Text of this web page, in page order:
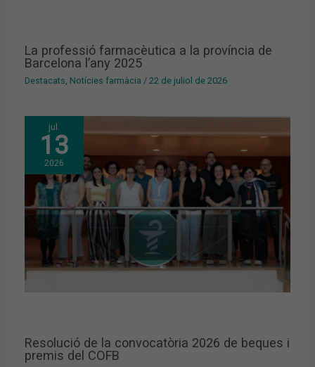
La professió farmacèutica a la província de
Barcelona l’any 2025
Destacats, Notícies farmàcia /22 de juliol de 2026
jul.
13
2026
Resolució de la convocatòria 2026 de beques i
premis del COFB